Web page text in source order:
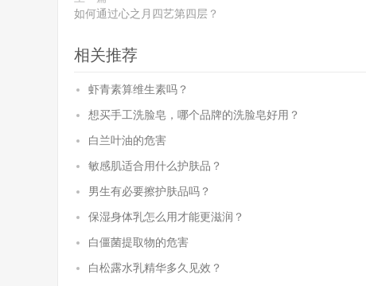
如何通过心之月四艺第四层？
相关推荐
虾青素算维生素吗？
想买手工洗脸皂，哪个品牌的洗脸皂好用？
白兰叶油的危害
敏感肌适合用什么护肤品？
男生有必要擦护肤品吗？
保湿身体乳怎么用才能更滋润？
白僵菌提取物的危害
白松露水乳精华多久见效？